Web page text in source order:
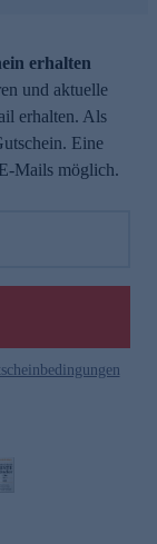
erhalten
und aktuelle
erhalten. Als
Eine
Mails möglich.